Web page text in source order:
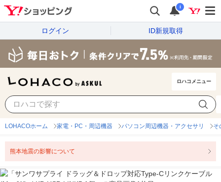
i
ログイン ID新規取得
ロハコメニュー
LOHACOホーム 家電・PC・周辺機器 パソコン周辺機器・アクセサリ そ
熊本地震の影響について